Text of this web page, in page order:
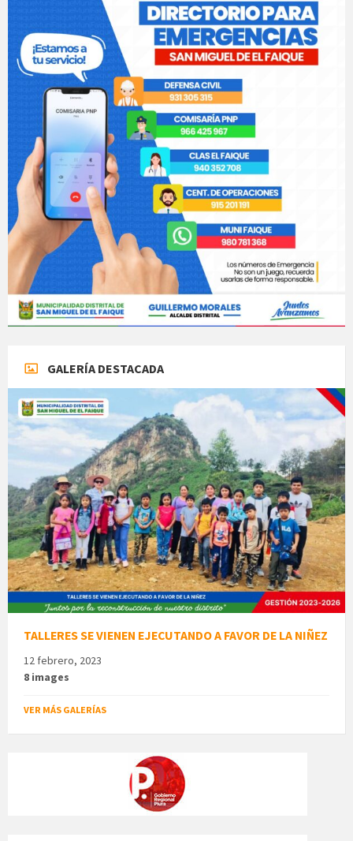
GALERÍA DESTACADA
TALLERES SE VIENEN EJECUTANDO A FAVOR DE LA NIÑEZ
12 febrero, 2023
8 images
VER MÁS GALERÍAS